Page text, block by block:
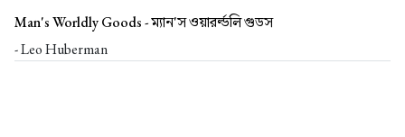
Man's Worldly Goods -ম্যান'স ওয়ারর্ল্ডলি গুডস
- Leo Huberman